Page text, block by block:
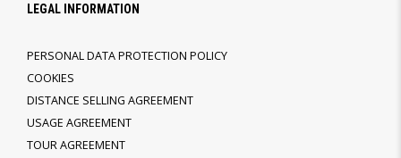
LEGAL INFORMATION
PERSONAL DATA PROTECTION POLICY
COOKIES
DISTANCE SELLING AGREEMENT
USAGE AGREEMENT
TOUR AGREEMENT